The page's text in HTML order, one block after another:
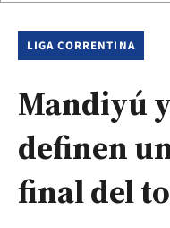
LIGA CORRENTINA
Mandiyú
definen
final del